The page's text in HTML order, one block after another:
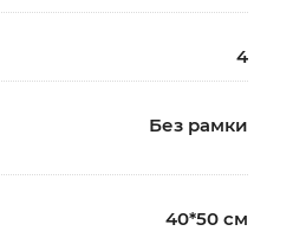
4
Без рамки
40*50 см